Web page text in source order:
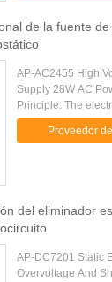
de la fuente
AP-AC2455 High
Supply 28W AC
Principle: The
by electrostatic
voltage power
Proveedor
del eliminador
AP-DC7201 Static
Overvoltage And